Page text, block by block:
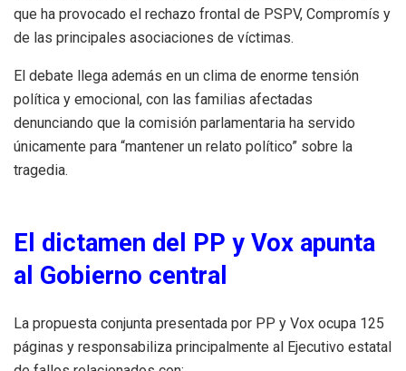
que ha provocado el rechazo frontal de PSPV, Compromís y
de las principales asociaciones de víctimas.
El debate llega además en un clima de enorme tensión
política y emocional, con las familias afectadas
denunciando que la comisión parlamentaria ha servido
únicamente para “mantener un relato político” sobre la
tragedia.
El dictamen del PP y Vox apunta
al Gobierno central
La propuesta conjunta presentada por PP y Vox ocupa 125
páginas y responsabiliza principalmente al Ejecutivo estatal